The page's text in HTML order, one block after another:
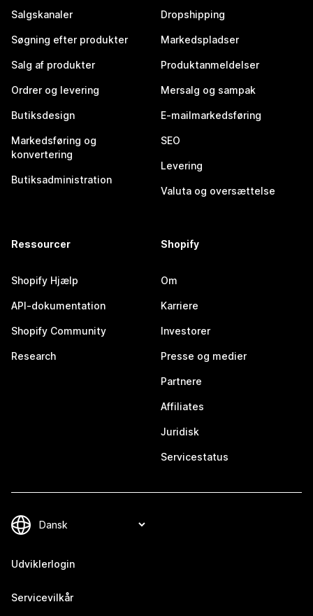
Salgskanaler
Søgning efter produkter
Salg af produkter
Ordrer og levering
Butiksdesign
Markedsføring og
konvertering
Butiksadministration
Dropshipping
Markedspladser
Produktanmeldelser
Mersalg og sampak
E-mailmarkedsføring
SEO
Levering
Valuta og oversættelse
Ressourcer
Shopify Hjælp
API-dokumentation
Shopify Community
Research
Shopify
Om
Karriere
Investorer
Presse og medier
Partnere
Affiliates
Juridisk
Servicestatus
Udviklerlogin
Servicevilkår